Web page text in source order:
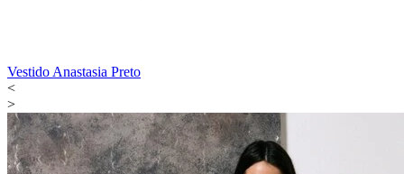
Vestido Anastasia Preto
<
>